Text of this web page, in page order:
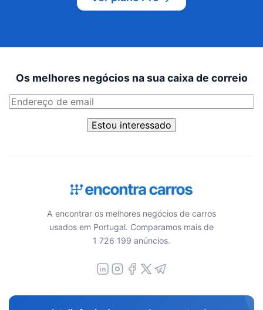
Os melhores negócios na sua caixa de correio
Estou interessado
A encontrar os melhores negócios de carros
usados em Portugal. Comparamos mais de
1 726 199 anúncios.